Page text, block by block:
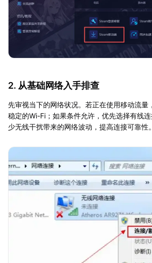
2. 从基础网络入手排查
先审视当下的网络状况。若正在使用移动流量
稳定的Wi-Fi；如果条件允许，优先选择有线
少无线干扰带来的网络波动，提高连接可靠性。